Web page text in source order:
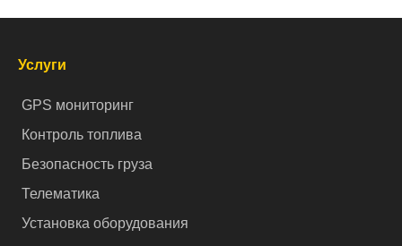
Услуги
GPS мониторинг
Контроль топлива
Безопасность груза
Телематика
Установка оборудования